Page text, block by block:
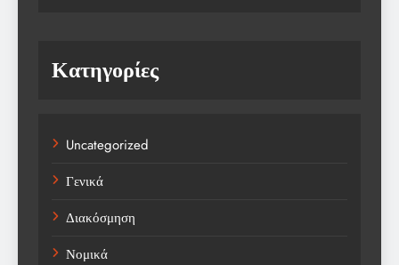
Κατηγορίες
Uncategorized
Γενικά
Διακόσμηση
Νομικά